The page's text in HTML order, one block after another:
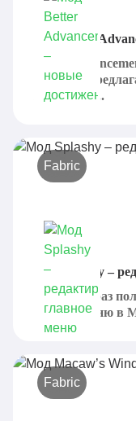
Мод Better
Better
который
привыкли...
Fabric
Мод Splashy –
Если хоть раз
главное меню в
Fabric